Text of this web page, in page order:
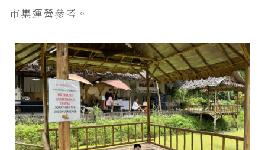
市集運營參考。